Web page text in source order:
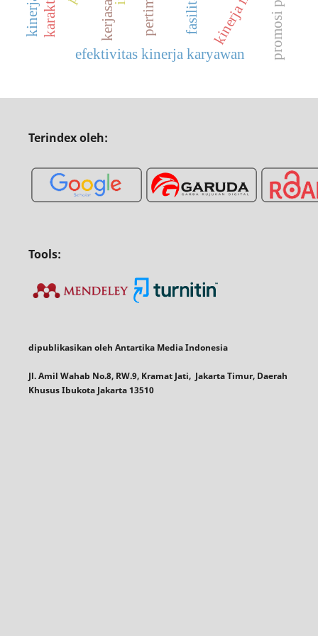
efektivitas kinerja karyawan
fasilitas
Terindex oleh:
Tools:
dipublikasikan oleh Antartika Media Indonesia
Jl. Amil Wahab No.8, RW.9, Kramat Jati, Jakarta Timur, Daerah
Khusus Ibukota Jakarta 13510